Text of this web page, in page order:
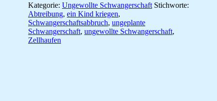
Was
wäre,
wenn
du
Kategorie: Ungewollte Schwangerschaft Stichworte:
Abtreibung, ein Kind kriegen,
Schwangerschaftsabbruch, ungeplante
Schwangerschaft, ungewollte Schwangerschaft,
Zellhaufen